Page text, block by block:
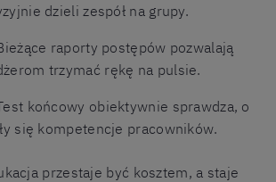
dzieli zespół na grupy.
raporty postępów pozwalają
trzymać rękę na pulsie.
końcowy obiektywnie sprawdza, o
się kompetencje pracowników.
przestaje być kosztem, a staje